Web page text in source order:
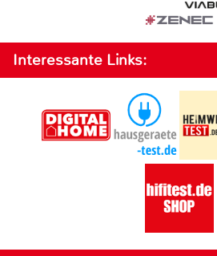
Interessante Links: